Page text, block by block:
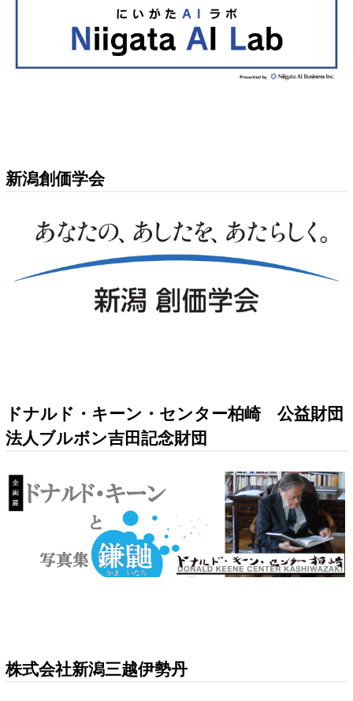
新潟創価学会
ドナルド・キーン・センター柏崎 公益財団
法人ブルボン吉田記念財団
株式会社新潟三越伊勢丹